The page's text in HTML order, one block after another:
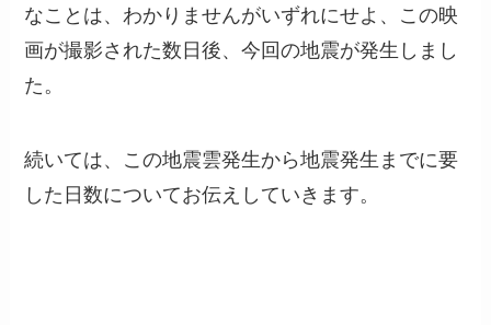
なことは、わかりませんがいずれにせよ、この映
画が撮影された数日後、今回の地震が発生しまし
た。
続いては、この地震雲発生から地震発生までに要
した日数についてお伝えしていきます。